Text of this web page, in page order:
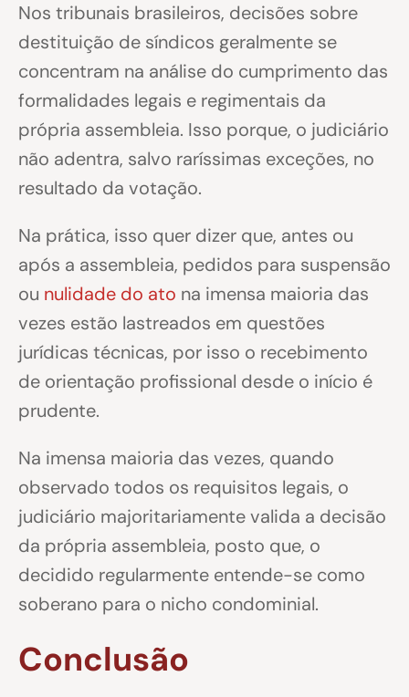
Nos tribunais brasileiros, decisões sobre
destituição de síndicos geralmente se
concentram na análise do cumprimento das
formalidades legais e regimentais da
própria assembleia. Isso porque, o judiciário
não adentra, salvo raríssimas exceções, no
resultado da votação.
Na prática, isso quer dizer que, antes ou
após a assembleia, pedidos para suspensão
ou nulidade do ato na imensa maioria das
vezes estão lastreados em questões
jurídicas técnicas, por isso o recebimento
de orientação profissional desde o início é
prudente.
Na imensa maioria das vezes, quando
observado todos os requisitos legais, o
judiciário majoritariamente valida a decisão
da própria assembleia, posto que, o
decidido regularmente entende-se como
soberano para o nicho condominial.
Conclusão